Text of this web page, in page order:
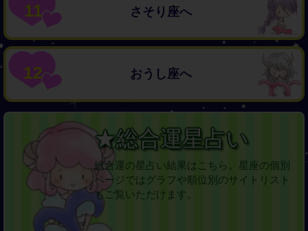
11 さそり座へ
12 おうし座へ
★総合運星占い
総合運の星占い結果はこちら。星座の個別
ページではグラフや順位別のサイトリスト
もご覧いただけます。